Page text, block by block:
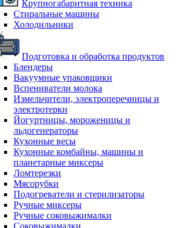
Крупногабаритная техника
Стиральные машины
Холодильники
Подготовка и обработка продуктов
Блендеры
Вакуумные упаковщики
Вспениватели молока
Измельчители, электроперечницы и
электротерки
Йогуртницы, мороженицы и
льдогенераторы
Кухонные весы
Кухонные комбайны, машины и
планетарные миксеры
Ломтерезки
Мясорубки
Подогреватели и стерилизаторы
Ручные миксеры
Ручные соковыжималки
Соковыжималки